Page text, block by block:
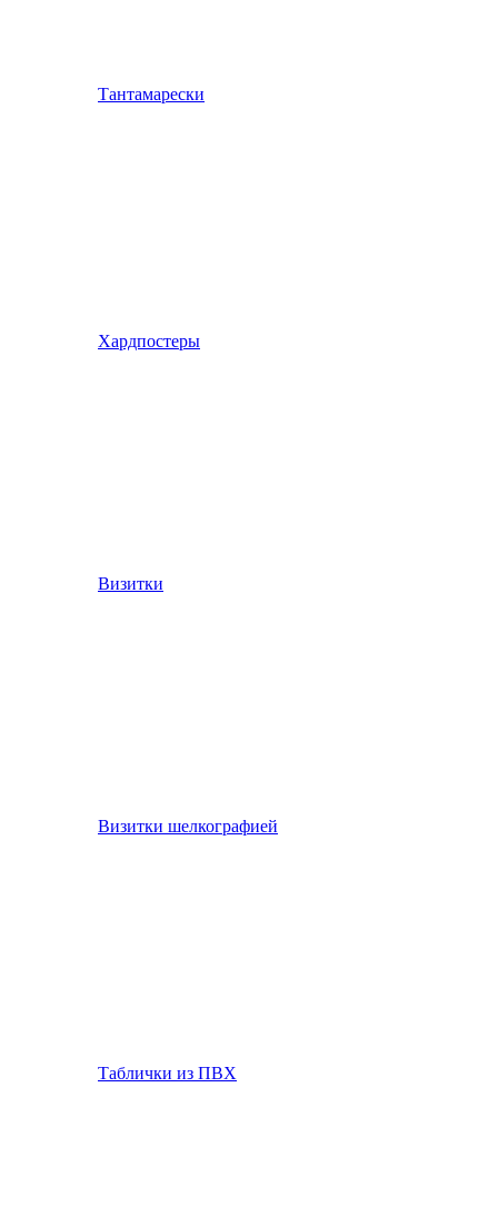
Тантамарески
Хардпостеры
Визитки
Визитки шелкографией
Таблички из ПВХ